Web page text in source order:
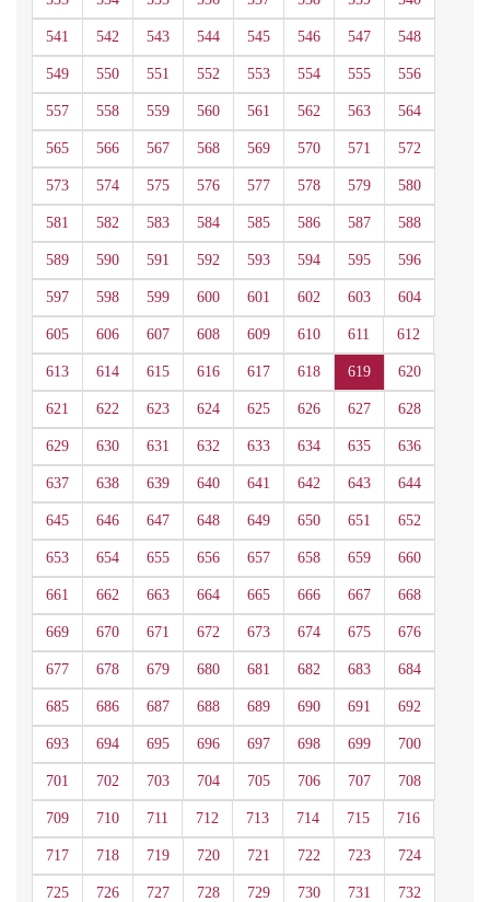
541 542 543 544 545 546 547 548
549 550 551 552 553 554 555 556
557 558 559 560 561 562 563 564
565 566 567 568 569 570 571 572
573 574 575 576 577 578 579 580
581 582 583 584 585 586 587 588
589 590 591 592 593 594 595 596
597 598 599 600 601 602 603 604
605 606 607 608 609 610 611 612
613 614 615 616 617 618 619 620
621 622 623 624 625 626 627 628
629 630 631 632 633 634 635 636
637 638 639 640 641 642 643 644
645 646 647 648 649 650 651 652
653 654 655 656 657 658 659 660
661 662 663 664 665 666 667 668
669 670 671 672 673 674 675 676
677 678 679 680 681 682 683 684
685 686 687 688 689 690 691 692
693 694 695 696 697 698 699 700
701 702 703 704 705 706 707 708
709 710 711 712 713 714 715 716
717 718 719 720 721 722 723 724
725 726 727 728 729 730 731 732